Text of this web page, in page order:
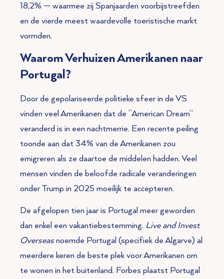
18,2% — waarmee zij Spanjaarden voorbijstreefden
en de vierde meest waardevolle toeristische markt
vormden.
Waarom Verhuizen Amerikanen naar
Portugal?
Door de gepolariseerde politieke sfeer in de VS
vinden veel Amerikanen dat de “American Dream”
veranderd is in een nachtmerrie. Een recente peiling
toonde aan dat 34% van de Amerikanen zou
emigreren als ze daartoe de middelen hadden. Veel
mensen vinden de beloofde radicale veranderingen
onder Trump in 2025 moeilijk te accepteren.
De afgelopen tien jaar is Portugal meer geworden
dan enkel een vakantiebestemming. Live and Invest
Overseas noemde Portugal (specifiek de Algarve) al
meerdere keren de beste plek voor Amerikanen om
te wonen in het buitenland. Forbes plaatst Portugal